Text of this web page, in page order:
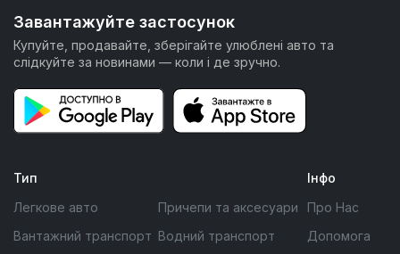
Завантажуйте застосунок
Купуйте, продавайте, зберігайте улюблені авто та
слідкуйте за новинами — коли і де зручно.
Тип
Легкове авто
Вантажний транспорт
Причепи та аксесуари
Водний транспорт
Інфо
Про Нас
Допомога